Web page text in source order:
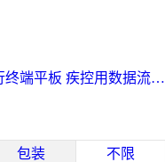
端平板 疾控用数据流调
包装 不限